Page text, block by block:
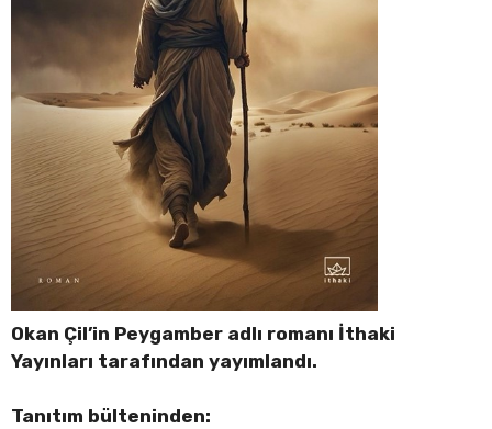
Okan Çil’in Peygamber adlı romanı İthaki
Yayınları tarafından yayımlandı.
Tanıtım bülteninden: